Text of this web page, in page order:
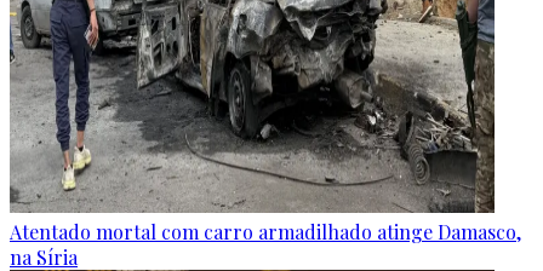
Atentado mortal com carro armadilhado atinge Damasco,
na Síria